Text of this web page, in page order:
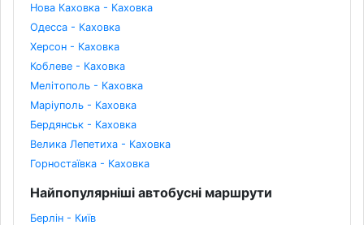
Нова Каховка - Каховка
Одесса - Каховка
Херсон - Каховка
Коблеве - Каховка
Мелітополь - Каховка
Маріуполь - Каховка
Бердянськ - Каховка
Велика Лепетиха - Каховка
Горностаївка - Каховка
Найпопулярніші автобусні маршрути
Берлін - Київ